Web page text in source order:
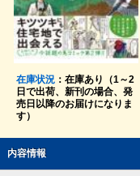
在庫状況：在庫あり（1～2
日で出荷、新刊の場合、発
売日以降のお届けになりま
す）
内容情報